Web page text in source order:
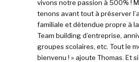
vivons notre passion à 500% !
tenons avant tout à préserver
familiale et détendue propre à
Team building d’entreprise,
groupes scolaires, etc. Tout le
bienvenu ! » ajoute Thomas. Et